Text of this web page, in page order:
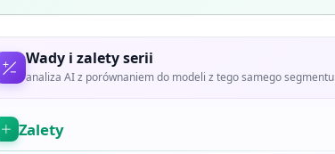
Wady i zalety serii
analiza AI z porównaniem do modeli z tego samego segmentu
Zalety